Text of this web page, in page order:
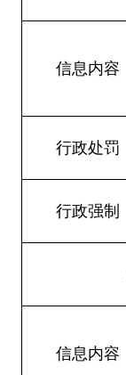
信息内容
行政处罚
行政强制
信息内容